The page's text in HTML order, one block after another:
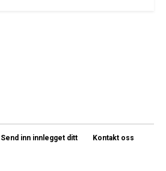
Send inn innlegget ditt
Kontakt oss